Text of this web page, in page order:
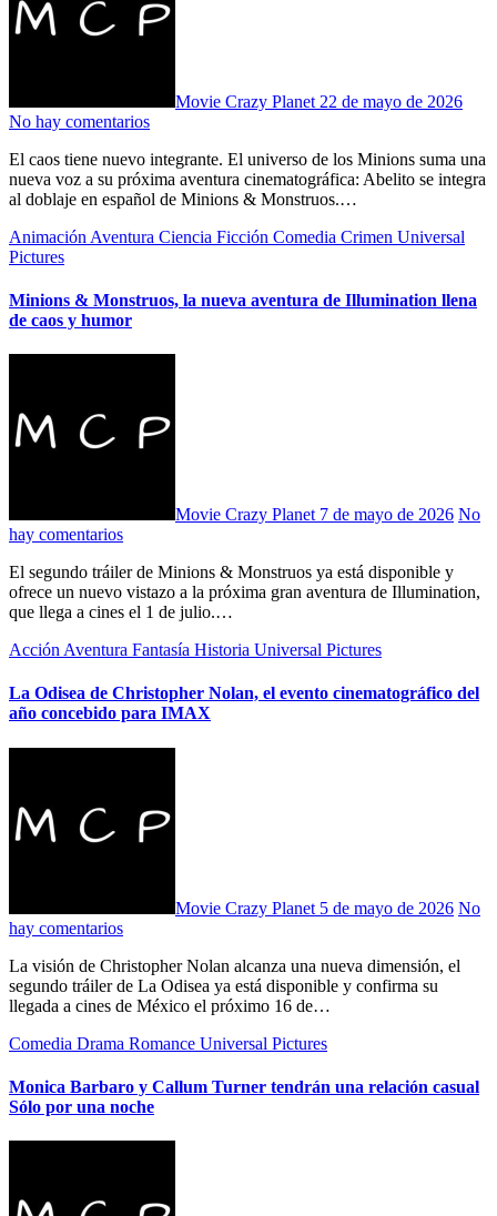
Movie Crazy Planet 22 de mayo de 2026
No hay comentarios
El caos tiene nuevo integrante. El universo de los Minions suma una
nueva voz a su próxima aventura cinematográfica: Abelito se integra
al doblaje en español de Minions & Monstruos.…
Animación Aventura Ciencia Ficción Comedia Crimen Universal
Pictures
Minions & Monstruos, la nueva aventura de Illumination llena
de caos y humor
Movie Crazy Planet 7 de mayo de 2026 No
hay comentarios
El segundo tráiler de Minions & Monstruos ya está disponible y
ofrece un nuevo vistazo a la próxima gran aventura de Illumination,
que llega a cines el 1 de julio.…
Acción Aventura Fantasía Historia Universal Pictures
La Odisea de Christopher Nolan, el evento cinematográfico del
año concebido para IMAX
Movie Crazy Planet 5 de mayo de 2026 No
hay comentarios
La visión de Christopher Nolan alcanza una nueva dimensión, el
segundo tráiler de La Odisea ya está disponible y confirma su
llegada a cines de México el próximo 16 de…
Comedia Drama Romance Universal Pictures
Monica Barbaro y Callum Turner tendrán una relación casual
Sólo por una noche